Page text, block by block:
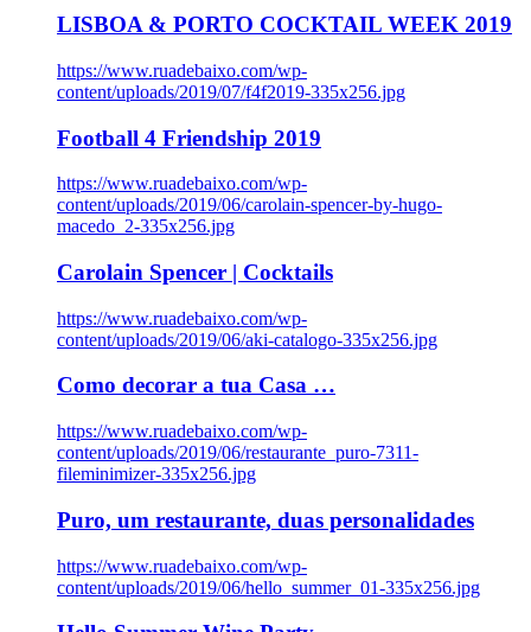
LISBOA & PORTO COCKTAIL WEEK 2019
https://www.ruadebaixo.com/wp-
content/uploads/2019/07/f4f2019-335x256.jpg
Football 4 Friendship 2019
https://www.ruadebaixo.com/wp-
content/uploads/2019/06/carolain-spencer-by-hugo-
macedo_2-335x256.jpg
Carolain Spencer | Cocktails
https://www.ruadebaixo.com/wp-
content/uploads/2019/06/aki-catalogo-335x256.jpg
Como decorar a tua Casa …
https://www.ruadebaixo.com/wp-
content/uploads/2019/06/restaurante_puro-7311-
fileminimizer-335x256.jpg
Puro, um restaurante, duas personalidades
https://www.ruadebaixo.com/wp-
content/uploads/2019/06/hello_summer_01-335x256.jpg